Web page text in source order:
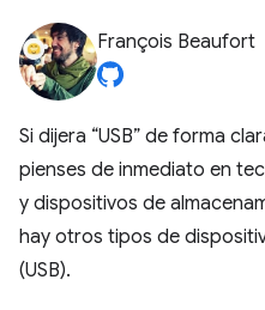
François Beaufort
Si dijera “USB” de forma
pienses de inmediato en
y dispositivos de
hay otros tipos de
(USB).